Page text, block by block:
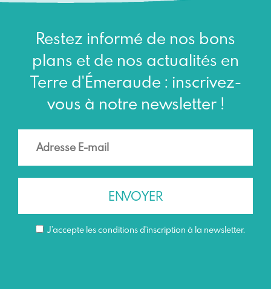
Restez informé de nos bons
plans et de nos actualités en
Terre d'Émeraude : inscrivez-
vous à notre newsletter !
J’accepte les conditions d'inscription à la newsletter.